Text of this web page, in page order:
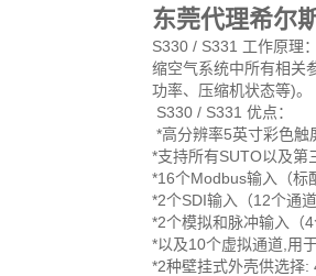
东莞代理希尔
S330 / S331 工作原理
缩空气系统中所有相关
功率、压缩机状态等)。
S330 / S331 优点：
*高分辨率5英寸彩色触
*支持所有SUTO以及第
*16个Modbus输入（标
*2个SDI输入（12个通
*2个模拟和脉冲输入（
*以及10个虚拟通道,用
*2种壁挂式外壳供选择